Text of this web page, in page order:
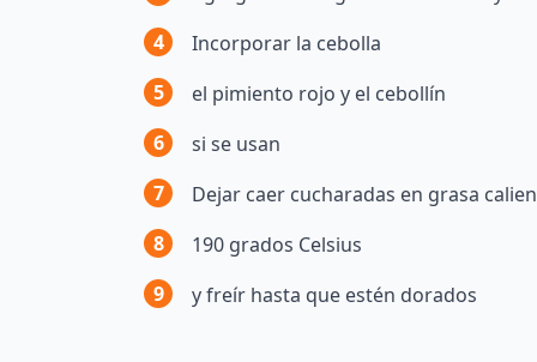
4
Incorporar la cebolla
5
el pimiento rojo y el cebollín
6
si se usan
7
Dejar caer cucharadas en grasa
8
190 grados Celsius
9
y freír hasta que estén dorados